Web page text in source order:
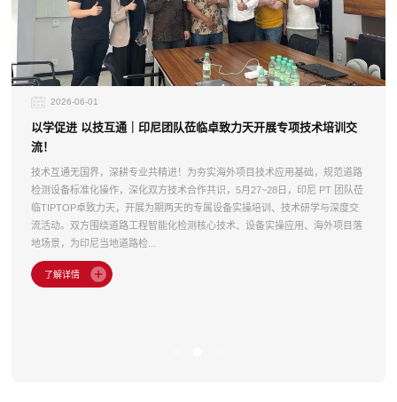
2026-06-01
以学促进 以技互通｜印尼团队莅临卓致力天开展专项技术培训交
流！
技术互通无国界，深耕专业共精进！为夯实海外项目技术应用基础，规范道路
检测设备标准化操作，深化双方技术合作共识，5月27~28日，印尼 PT 团队莅
临TIPTOP卓致力天，开展为期两天的专属设备实操培训、技术研学与深度交
流活动。双方围绕道路工程智能化检测核心技术、设备实操应用、海外项目落
地场景，为印尼当地道路检...